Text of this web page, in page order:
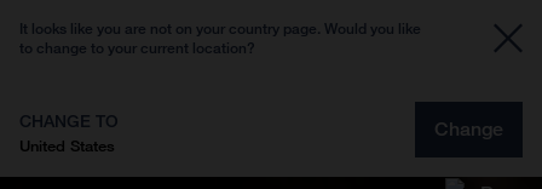
It looks like you are not on your country page. Would you like
to change to your current location?
CHANGE TO
United States
Change